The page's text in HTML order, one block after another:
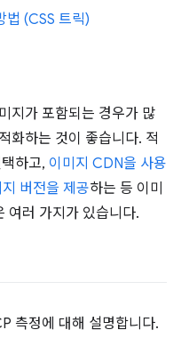
법 (CSS 트릭)
지가 포함되는 경우가 많
화하는 것이 좋습니다. 적
하고, 이미지 CDN을 사용
버전을 제공하는 등 이미
여러 가지가 있습니다.
측정에 대해 설명합니다.